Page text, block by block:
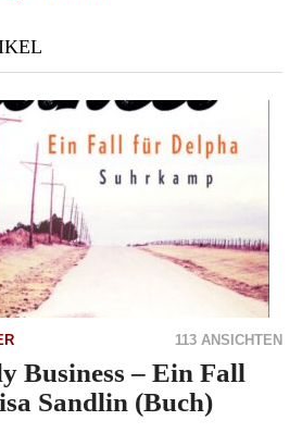
113 ANSICHTEN
Business – Ein Fall
Sandlin (Buch)